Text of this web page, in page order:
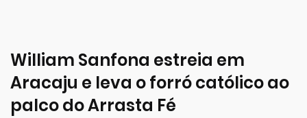
William Sanfona estreia em
Aracaju e leva o forró católico ao
palco do Arrasta Fé